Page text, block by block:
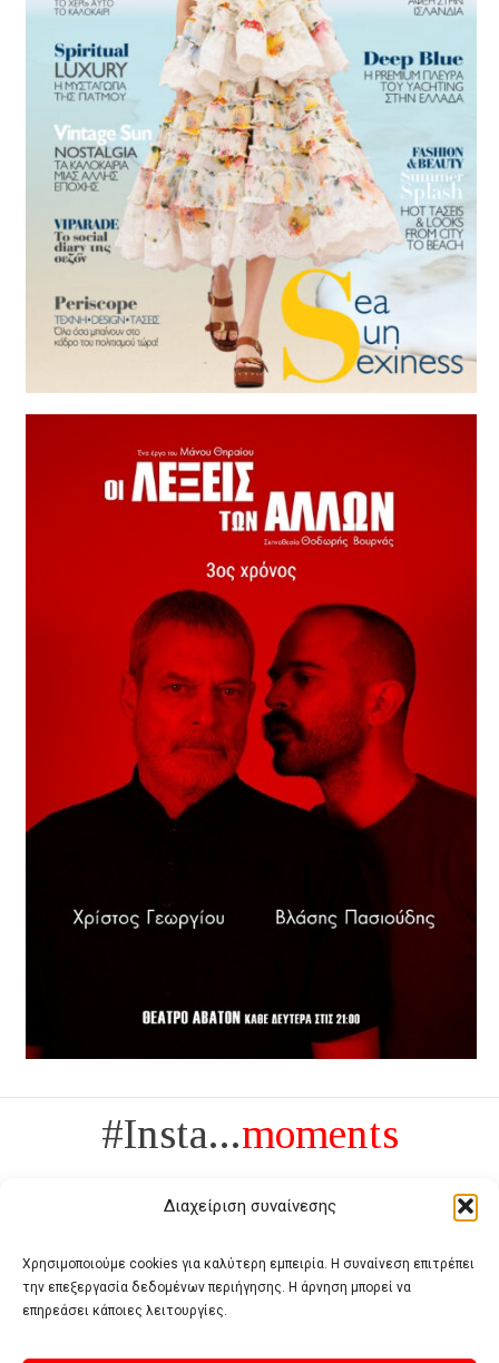
Διαχείριση συναίνεσης
Χρησιμοποιούμε cookies για καλύτερη εμπειρία. Η συναίνεση επιτρέπει
την επεξεργασία δεδομένων περιήγησης. Η άρνηση μπορεί να
επηρεάσει κάποιες λειτουργίες.
#Insta...moments
Πολυτέλεια δεν είναι το αντίθετο της ανέχειας, είναι το αντίθετο της